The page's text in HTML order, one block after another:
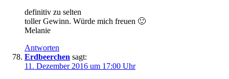
definitiv zu selten
toller Gewinn. Würde mich freuen 🙂
Melanie
Antworten
Erdbeerchen sagt:
11. Dezember 2016 um 17:00 Uhr